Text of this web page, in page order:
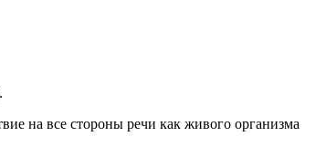
на все стороны речи как живого организма